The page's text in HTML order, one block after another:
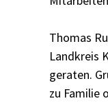
Thomas
Landkreis
geraten.
zu Familie